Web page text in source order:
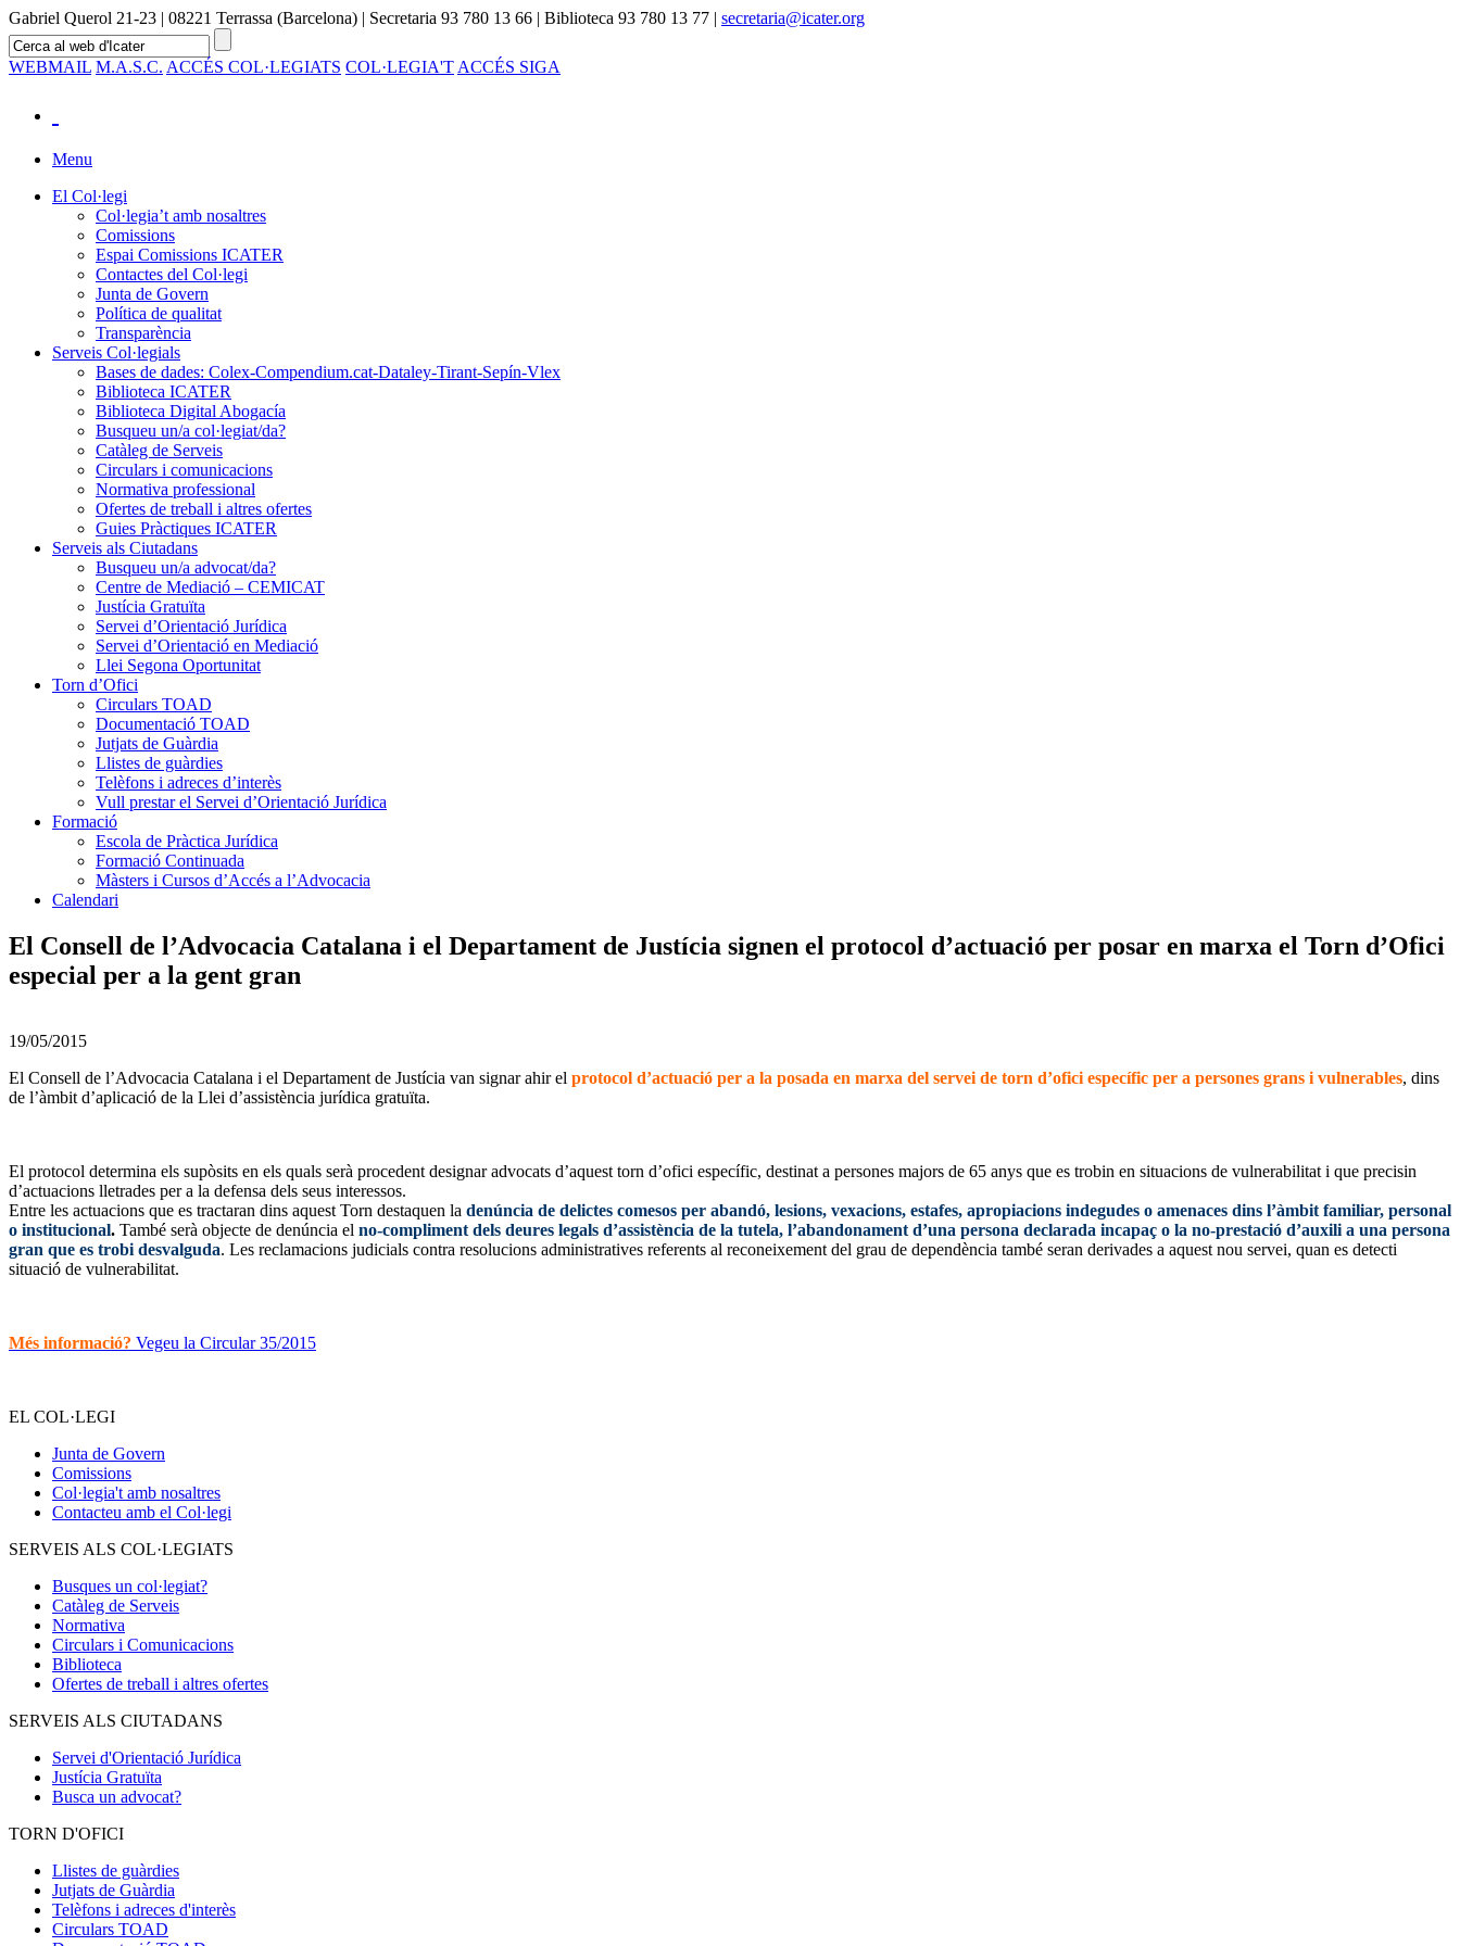
Gabriel Querol 21-23 | 08221 Terrassa (Barcelona) | Secretaria 93 780 13 66 | Biblioteca 93 780 13 77 | secretaria@icater.org
WEBMAIL M.A.S.C. ACCÉS COL·LEGIATS COL·LEGIA'T ACCÉS SIGA
Menu
El Col·legi
Col·legia’t amb nosaltres
Comissions
Espai Comissions ICATER
Contactes del Col·legi
Junta de Govern
Política de qualitat
Transparència
Serveis Col·legials
Bases de dades: Colex-Compendium.cat-Dataley-Tirant-Sepín-Vlex
Biblioteca ICATER
Biblioteca Digital Abogacía
Busqueu un/a col·legiat/da?
Catàleg de Serveis
Circulars i comunicacions
Normativa professional
Ofertes de treball i altres ofertes
Guies Pràctiques ICATER
Serveis als Ciutadans
Busqueu un/a advocat/da?
Centre de Mediació – CEMICAT
Justícia Gratuïta
Servei d’Orientació Jurídica
Servei d’Orientació en Mediació
Llei Segona Oportunitat
Torn d’Ofici
Circulars TOAD
Documentació TOAD
Jutjats de Guàrdia
Llistes de guàrdies
Telèfons i adreces d’interès
Vull prestar el Servei d’Orientació Jurídica
Formació
Escola de Pràctica Jurídica
Formació Continuada
Màsters i Cursos d’Accés a l’Advocacia
Calendari
El Consell de l’Advocacia Catalana i el Departament de Justícia signen el protocol d’actuació per posar en marxa el Torn d’Ofici
especial per a la gent gran
19/05/2015
El Consell de l’Advocacia Catalana i el Departament de Justícia van signar ahir el protocol d’actuació per a la posada en marxa del servei de torn d’ofici específic per a persones grans i vulnerables, dins
de l’àmbit d’aplicació de la Llei d’assistència jurídica gratuïta.
El protocol determina els supòsits en els quals serà procedent designar advocats d’aquest torn d’ofici específic, destinat a persones majors de 65 anys que es trobin en situacions de vulnerabilitat i que precisin
d’actuacions lletrades per a la defensa dels seus interessos.
Entre les actuacions que es tractaran dins aquest Torn destaquen la denúncia de delictes comesos per abandó, lesions, vexacions, estafes, apropiacions indegudes o amenaces dins l’àmbit familiar, personal
o institucional. També serà objecte de denúncia el no-compliment dels deures legals d’assistència de la tutela, l’abandonament d’una persona declarada incapaç o la no-prestació d’auxili a una persona
gran que es trobi desvalguda. Les reclamacions judicials contra resolucions administratives referents al reconeixement del grau de dependència també seran derivades a aquest nou servei, quan es detecti
situació de vulnerabilitat.
Més informació? Vegeu la Circular 35/2015
EL COL·LEGI
Junta de Govern
Comissions
Col·legia't amb nosaltres
Contacteu amb el Col·legi
SERVEIS ALS COL·LEGIATS
Busques un col·legiat?
Catàleg de Serveis
Normativa
Circulars i Comunicacions
Biblioteca
Ofertes de treball i altres ofertes
SERVEIS ALS CIUTADANS
Servei d'Orientació Jurídica
Justícia Gratuïta
Busca un advocat?
TORN D'OFICI
Llistes de guàrdies
Jutjats de Guàrdia
Telèfons i adreces d'interès
Circulars TOAD